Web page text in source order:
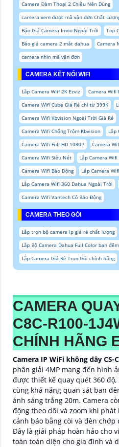
Camera Đàm Thoại 2 Chiều Nên Dùng
camera xem được mã vận đơn Chất
Báo Giá Camera Imou Ngoài Trời
Top
Báo giá camera 2 mắt dahua
Camera
camera nhìn mã vận đơn
CAMERA KẾT NỐI WIFI
Lắp Camera Wiif 2K Ezviz
Camera Wifi
Camera Wifi Cube Giá Rẻ chỉ từ 399K
Camera Wifi Kbvision Ngoài Trời Giá Rẻ
Camera Wifi Chống Trộm Kbvision
Lắp
Camera Wifi Full HD 1080P
Camera
Camera Wifi Siêu Nét
Lắp Camera
Camera Wifi Báo Động
Lắp Camera
Lắp Camera Wifi 360 Dahua Ngoài Trời
Camera Wifi Vantech Có Báo Động
CAMERA THEO GÓI
Lắp trọn bộ camera Ip giá rẻ chất lượng
Lắp Bộ Camera Dahua Full Color ban
Lắp Camera Giá Rẻ Trọn Gói chính hãng
CAMERA
C8C-R100-
CHÍNH HÃNG
Camera IP WiFi không dây CS-
phân giải 4MP mang đến hình
được thiết kế quay quét 360
cùng khả năng quan sát ban
ánh sáng trắng 20m. Camera
động theo dõi và zoom khi
cảnh báo bằng còi và đèn
Đây là giải pháp hoàn hảo cho
toàn toàn diện cho gia đình và